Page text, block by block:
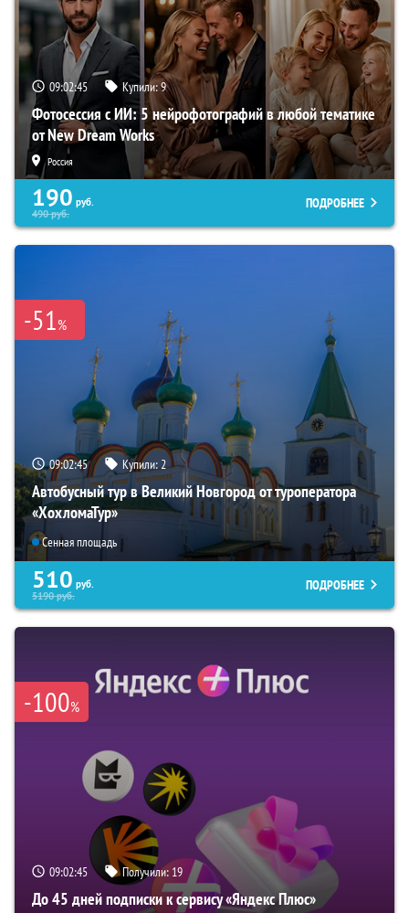
09:02:44 Купили:9
Фотосессия с ИИ: 5 нейрофотографий в любой тематике
от New Dream Works
Россия
190 руб.
490руб.
ПОДРОБНЕЕ
-51%
09:02:44 Купили:2
Автобусный тур в Великий Новгород от туроператора
«ХохломаТур»
Сенная площадь
510 руб.
5190руб.
ПОДРОБНЕЕ
-100%
09:02:44 Получили: 19
До 45 дней подписки к сервису «Яндекс Плюс»